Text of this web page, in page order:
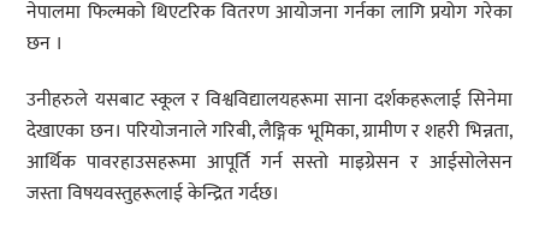
नेपालमा फिल्मको थिएटरिक वितरण आयोजना गर्नका लागि प्रयोग गरेका
छन ।
उनीहरुले यसबाट स्कूल र विश्वविद्यालयहरूमा साना दर्शकहरूलाई सिनेमा
देखाएका छन। परियोजनाले गरिबी, लैङ्गिक भूमिका, ग्रामीण र शहरी भिन्नता,
आर्थिक पावरहाउसहरूमा आपूर्ति गर्न सस्तो माइग्रेसन र आईसोलेसन
जस्ता विषयवस्तुहरूलाई केन्द्रित गर्दछ।